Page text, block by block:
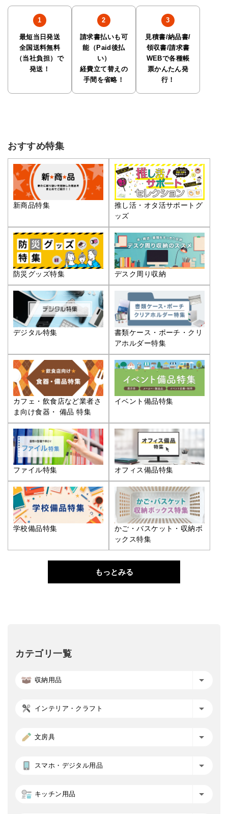
最短当日発送
全国送料無料
（当社負担）で
発送！
請求書払いも可
能（Paid後払
い）
経費立て替えの
手間を省略！
見積書/納品書/
領収書/請求書
WEBで各種帳
票かんたん発
行！
おすすめ特集
新商品特集
推し活・オタ活サポートグ
ッズ
防災グッズ特集 デスク周り収納
デジタル特集
書類ケース・ポーチ・クリ
アホルダー特集
カフェ・飲食店など業者さ
ま向け食器・ 備品 特集
イベント備品特集
ファイル特集 オフィス備品特集
学校備品特集
かご・バスケット・収納ボ
ックス特集
もっとみる
カテゴリ一覧
収納用品
インテリア・クラフト
文房具
スマホ・デジタル用品
キッチン用品